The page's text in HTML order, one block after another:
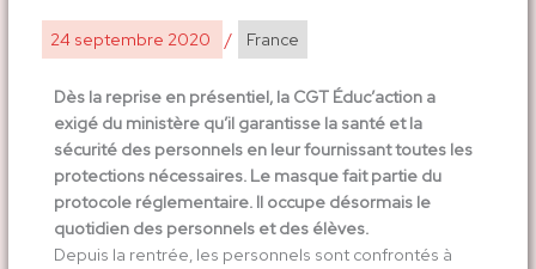
24 septembre 2020 / France
Dès la reprise en présentiel, la CGT Éduc’action a
exigé du ministère qu’il garantisse la santé et la
sécurité des personnels en leur fournissant toutes les
protections nécessaires. Le masque fait partie du
protocole réglementaire. Il occupe désormais le
quotidien des personnels et des élèves.
Depuis la rentrée, les personnels sont confrontés à